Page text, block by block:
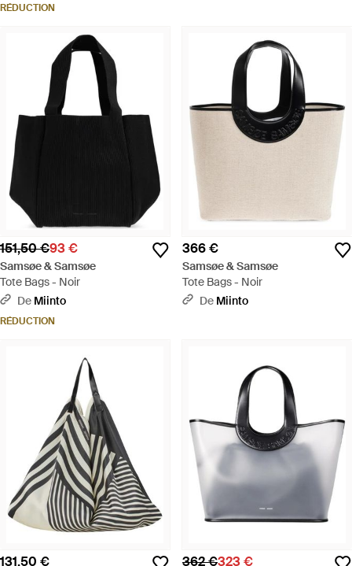
RÉDUCTION
151,50 €93 €
Samsøe & Samsøe
Tote Bags - Noir
De Miinto
RÉDUCTION
366 €
Samsøe & Samsøe
Tote Bags - Noir
De Miinto
131,50 € 362 €323 €